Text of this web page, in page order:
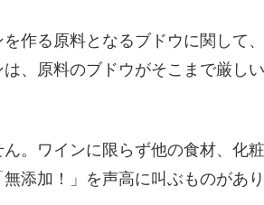
作る原料となるブドウに関して
、原料のブドウがそこまで厳し
。ワインに限らず他の食材、化
添加！」を声高に叫ぶものがあ